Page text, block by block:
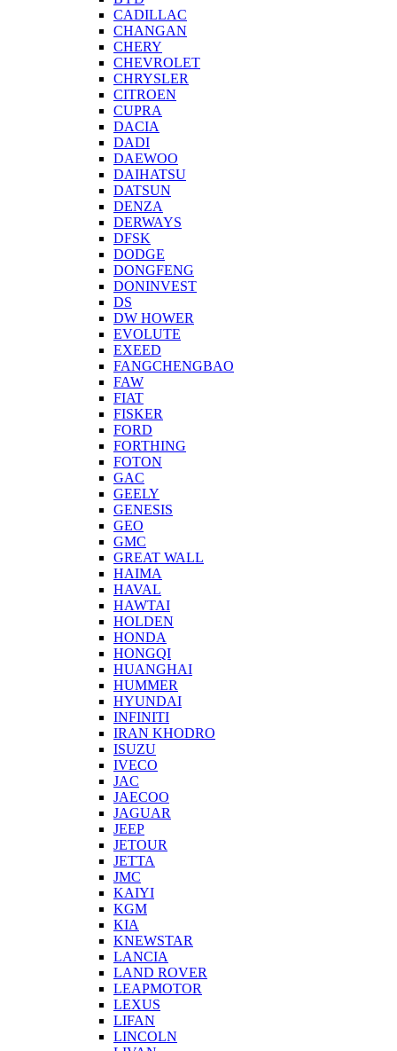
CADILLAC
CHANGAN
CHERY
CHEVROLET
CHRYSLER
CITROEN
CUPRA
DACIA
DADI
DAEWOO
DAIHATSU
DATSUN
DENZA
DERWAYS
DFSK
DODGE
DONGFENG
DONINVEST
DS
DW HOWER
EVOLUTE
EXEED
FANGCHENGBAO
FAW
FIAT
FISKER
FORD
FORTHING
FOTON
GAC
GEELY
GENESIS
GEO
GMC
GREAT WALL
HAIMA
HAVAL
HAWTAI
HOLDEN
HONDA
HONGQI
HUANGHAI
HUMMER
HYUNDAI
INFINITI
IRAN KHODRO
ISUZU
IVECO
JAC
JAECOO
JAGUAR
JEEP
JETOUR
JETTA
JMC
KAIYI
KGM
KIA
KNEWSTAR
LANCIA
LAND ROVER
LEAPMOTOR
LEXUS
LIFAN
LINCOLN